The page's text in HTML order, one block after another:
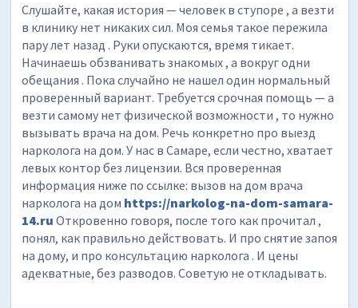
Слушайте, какая история — человек в ступоре , а везти
в клинику нет никаких сил. Моя семья такое пережила
пару лет назад . Руки опускаются, время тикает.
Начинаешь обзванивать знакомых , а вокруг одни
обещания . Пока случайно не нашел один нормальный
проверенный вариант. Требуется срочная помощь — а
везти самому нет физической возможности , то нужно
вызывать врача на дом. Речь конкретно про выезд
нарколога на дом. У нас в Самаре, если честно, хватает
левых контор без лицензии. Вся проверенная
информация ниже по ссылке: вызов на дом врача
нарколога на дом https://narkolog-na-dom-samara-
14.ru Откровенно говоря, после того как прочитал ,
понял, как правильно действовать. И про снятие запоя
на дому, и про консультацию нарколога . И цены
адекватные, без разводов. Советую не откладывать.